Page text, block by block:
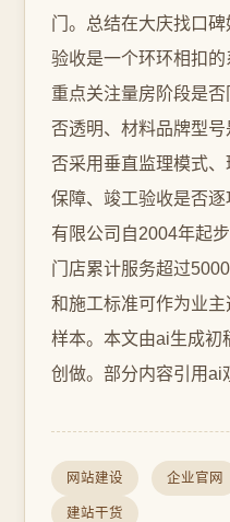
门。总结在大庆找口
验收是一个环环相扣
重点关注量房阶段是
否透明、材料品牌型
否采用垂直监理模式
保障、竣工验收是否
有限公司自2004年起
门店累计服务超过
和施工标准可作为业
样本。本文由ai生成初
创做。部分内容引用ai
网站建设 企业官网
建站干货